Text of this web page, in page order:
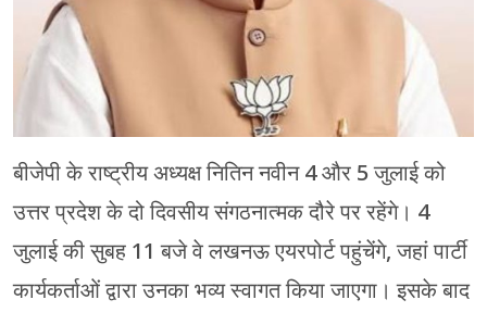
बीजेपी के राष्ट्रीय अध्यक्ष नितिन नवीन 4 और 5 जुलाई को
उत्तर प्रदेश के दो दिवसीय संगठनात्मक दौरे पर रहेंगे। 4
जुलाई की सुबह 11 बजे वे लखनऊ एयरपोर्ट पहुंचेंगे, जहां पार्टी
कार्यकर्ताओं द्वारा उनका भव्य स्वागत किया जाएगा। इसके बाद